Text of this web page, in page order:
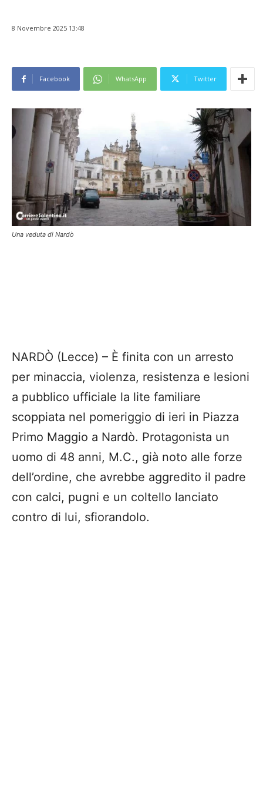
8 Novembre 2025 13:48
Facebook WhatsApp Twitter
Una veduta di Nardò
NARDÒ (Lecce) – È finita con un arresto
per minaccia, violenza, resistenza e lesioni
a pubblico ufficiale la lite familiare
scoppiata nel pomeriggio di ieri in Piazza
Primo Maggio a Nardò. Protagonista un
uomo di 48 anni, M.C., già noto alle forze
dell’ordine, che avrebbe aggredito il padre
con calci, pugni e un coltello lanciato
contro di lui, sfiorandolo.